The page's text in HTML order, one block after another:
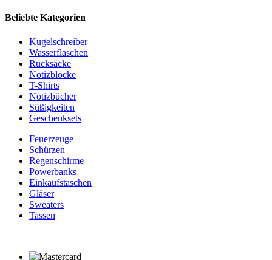
Beliebte Kategorien
Kugelschreiber
Wasserflaschen
Rucksäcke
Notizblöcke
T-Shirts
Notizbücher
Süßigkeiten
Geschenksets
Feuerzeuge
Schürzen
Regenschirme
Powerbanks
Einkaufstaschen
Gläser
Sweaters
Tassen